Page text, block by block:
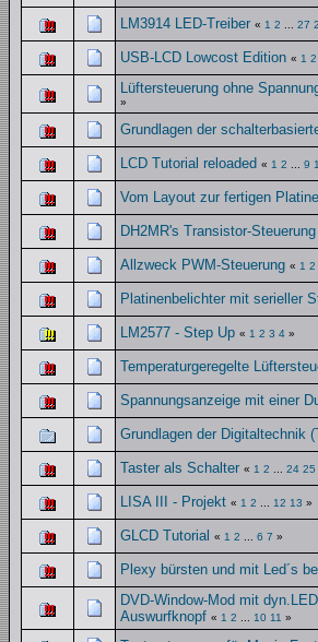
LM3914 LED-Treiber « 1 2 27
USB-LCD Lowcost Edition « 1 2
Lüftersteuerung ohne
»
Grundlagen der
LCD Tutorial reloaded « 1 2 9
Vom Layout zur fertigen Platine
DH2MR's Transistor-Steuerung
Allzweck PWM-Steuerung « 1 2
Platinenbelichter mit serieller
LM2577 - Step Up « 1 2 3 4 »
Temperaturgeregelte
Spannungsanzeige mit einer
Grundlagen der Digitaltechnik
Taster als Schalter « 1 2 24 25
LISA III - Projekt « 1 2 12 13 »
GLCD Tutorial « 1 2 6 7 »
Plexy bürsten und mit Led´s
DVD-Window-Mod mit
Auswurfknopf « 1 2 10 11 »